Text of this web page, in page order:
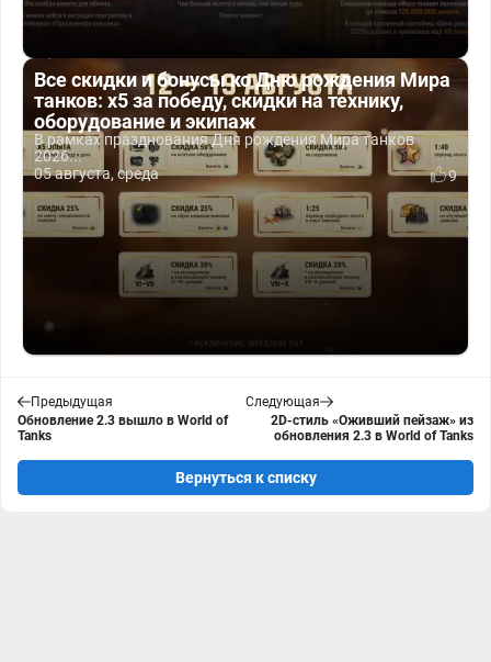
Все скидки и бонусы ко Дню рождения Мира
танков: x5 за победу, скидки на технику,
оборудование и экипаж
В рамках празднования Дня рождения Мира танков
2026...
05 августа, среда
9
Предыдущая
Обновление 2.3 вышло в World of
Tanks
Следующая
2D-стиль «Оживший пейзаж» из
обновления 2.3 в World of Tanks
Вернуться к списку